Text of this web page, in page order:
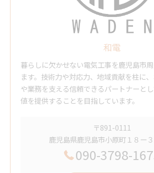
和電
暮らしに欠かせない電気工事を鹿児島市
ます。技術力や対応力、地域貢献を柱に
や業務を支える信頼できるパートナーと
値を提供することを目指しています。
〒891-0111
鹿児島県鹿児島市小原町１８ー
090-3798-